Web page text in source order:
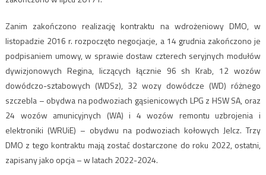
Zanim zakończono realizację kontraktu na wdrożeniowy DMO, w
listopadzie 2016 r. rozpoczęto negocjacje, a 14 grudnia zakończono je
podpisaniem umowy, w sprawie dostaw czterech seryjnych modułów
dywizjonowych Regina, liczących łącznie 96 sh Krab, 12 wozów
dowódczo-sztabowych (WDSz), 32 wozy dowódcze (WD) różnego
szczebla – obydwa na podwoziach gąsienicowych LPG z HSW SA, oraz
24 wozów amunicyjnych (WA) i 4 wozów remontu uzbrojenia i
elektroniki (WRUiE) – obydwu na podwoziach kołowych Jelcz. Trzy
DMO z tego kontraktu mają zostać dostarczone do roku 2022, ostatni,
zapisany jako opcja – w latach 2022-2024.